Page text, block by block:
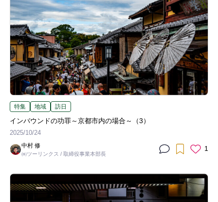
特集 地域 訪日
インバウンドの功罪～京都市内の場合～（3）
2025/10/24
中村 修
㈱ツーリンクス / 取締役事業本部長
1